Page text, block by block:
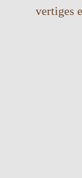
vertiges